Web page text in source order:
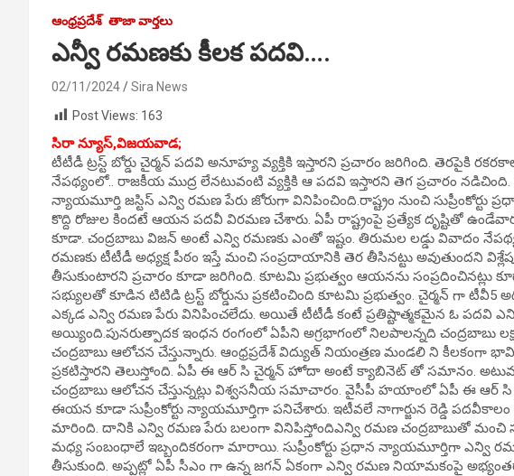
ఆంధ్రప్రదేశ్ తాజా వార్తలు
ఎన్వీ రమణకు కీలక పదవి….
02/11/2024
Sira News
Post Views: 163
సిరా న్యూస్,విజయవాడ;
టీటీడీ ట్రస్ట్ బోర్డు చైర్మన్ పదవి అనూహ్య వ్యక్తికి ఇస్తారని ప్రచారం జరిగింది. తెరపైకి
నేపథ్యంలో.. రాజకీయ ముద్ర లేనటువంటి వ్యక్తికి ఆ పదవి ఇస్తారని తెగ ప్రచారం నడిచింది.
న్యాయమూర్తి జస్టిస్ ఎన్వి రమణ పేరు జోరుగా వినిపించింది.రాష్ట్రం నుంచి
కొద్ది రోజుల కిందటే ఆయన పదవీ విరమణ చేశారు. ఏపీ రాష్ట్రంపై ప్రత్యేక దృష్టితో
కూడా. చంద్రబాబు విజన్ అంటే ఎన్వి రమణకు ఎంతో ఇష్టం. తిరుమల లడ్డు వివాదం
రమణకు టీటీడీ అధ్యక్ష పీఠం ఇస్తే మంచి సంప్రదాయానికి తెర తీసినట్టు అవుతుందని
తీసుకుంటారని ప్రచారం కూడా జరిగింది. కూటమి ప్రభుత్వం ఆయనను
సభ్యులతో కూడిన టిటిడి ట్రస్ట్ బోర్డును ప్రకటించింది కూటమి ప్రభుత్వం. చైర్మన్ గా
ఎక్కడ ఎన్వి రమణ పేరు వినిపించలేదు. అయితే టీటీడీ కంటే ప్రతిష్టాత్మకమైన ఓ పదవి
అయ్యింది.పునరుత్పాదక ఇంధన రంగంలో ఏపీని అగ్రభాగంలో నిలపాలన్నది చంద్రబాబు
చంద్రబాబు ఆలోచన చేస్తున్నారు. ఆంధ్రప్రదేశ్ విద్యుత్ నియంత్రణ మండలి ని కీలకంగా
ప్రకటిస్తారని తెలుస్తోంది. ఏపీ ఈ ఆర్ సి చైర్మన్ హోదా అంటే క్యాబినెట్ తో సమానం.
చంద్రబాబు ఆలోచన చేస్తున్నట్లు విశ్వసనీయ సమాచారం. వైసీపీ హయాంలో ఏపీ ఈ ఆర్ సి
ఈయన కూడా సుప్రీంకోర్టు న్యాయమూర్తిగా పనిచేశారు. ఇటీవలే నాగార్జున రెడ్డి
మారింది. దానికి ఎన్వి రమణ పేరు బలంగా వినిపిస్తోందిఎన్వి రమణ చంద్రబాబుతో మంచి
మధ్య సంబంధాలే ఇబ్బందికరంగా మారాయి. సుప్రీంకోర్టు ప్రధాన న్యాయమూర్తిగా ఎన్వి
తీసుకుంది. అప్పట్లో ఏపీ సీఎం గా ఉన్న జగన్ ఏకంగా ఎన్వి రమణ నియామకంపై